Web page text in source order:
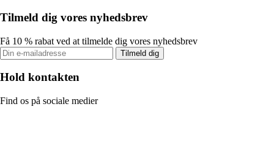
Tilmeld dig vores nyhedsbrev
Få 10 % rabat ved at tilmelde dig vores nyhedsbrev
Tilmeld dig
Hold kontakten
Find os på sociale medier